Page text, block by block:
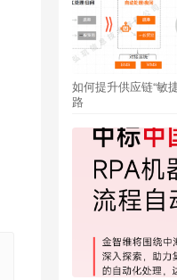
如何提升供应链“敏
路